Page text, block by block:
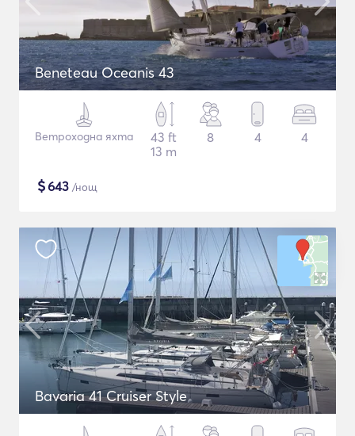
Beneteau Oceanis 43
Ветроходна яхта
43 ft
13 m
8 4 4
$643 /нощ
Bavaria 41 Cruiser Style